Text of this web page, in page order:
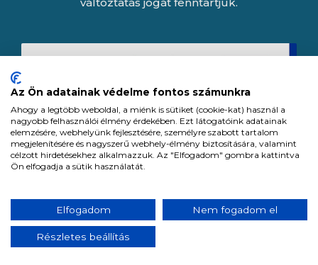
változtatás jogát fenntartjuk.
Minden jog fenntartva. All rights reserved.
Tervezte és készítette:
Vision-Software, az Octopus 8 ERP forgalmazója.
Az Ön adatainak védelme fontos számunkra
Ahogy a legtöbb weboldal, a miénk is sütiket (cookie-kat) használ a
nagyobb felhasználói élmény érdekében. Ezt látogatóink adatainak
elemzésére, webhelyünk fejlesztésére, személyre szabott tartalom
megjelenítésére és nagyszerű webhely-élmény biztosítására, valamint
célzott hirdetésekhez alkalmazzuk. Az "Elfogadom" gombra kattintva
Ön elfogadja a sütik használatát.
Elfogadom Nem fogadom el
Részletes beállítás